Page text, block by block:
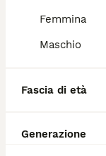
Femmina
Maschio
Fascia di età
Generazione
casa?